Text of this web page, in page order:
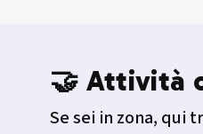
🤝 Attività
Se sei in zona, qui